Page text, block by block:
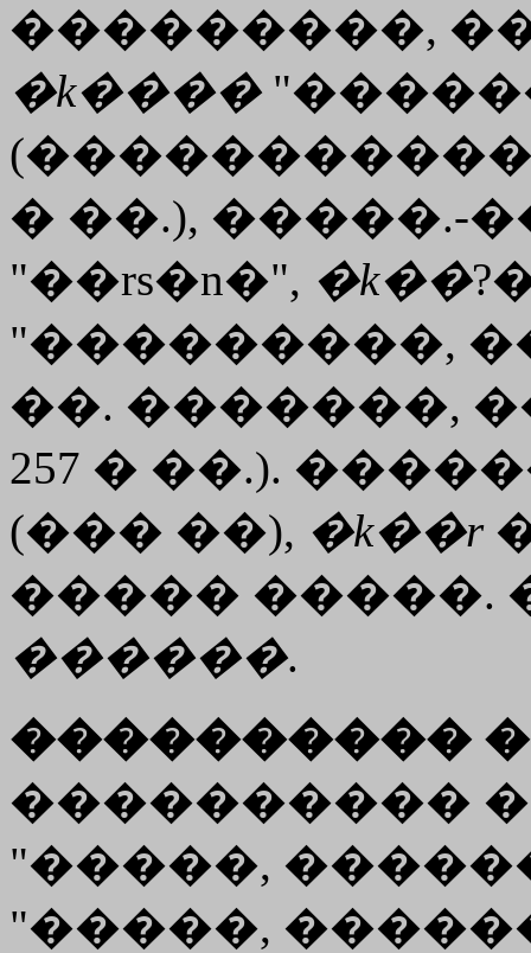
���������,
�k����
� ��.), �����.-
"��rs�n�", �k��
"���������,
��. �������,
257 � ��.).
(��� ��), �k��r
����� �����.
������.
����������
����������
"�����,
"�����,